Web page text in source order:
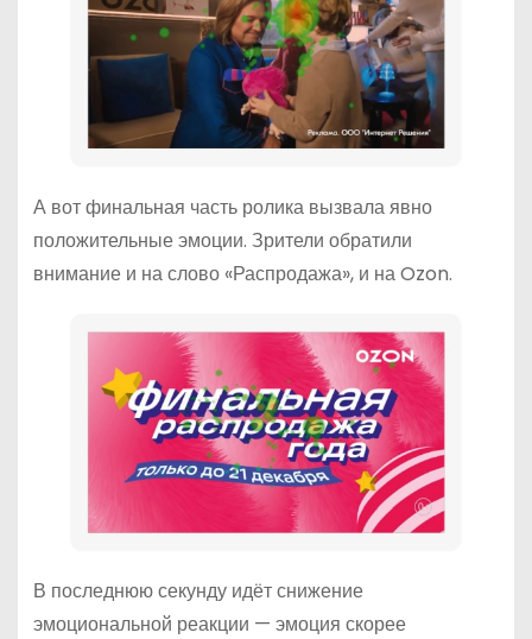
А вот финальная часть ролика вызвала явно
положительные эмоции. Зрители обратили
внимание и на слово «Распродажа», и на Ozon.
В последнюю секунду идёт снижение
эмоциональной реакции — эмоция скорее